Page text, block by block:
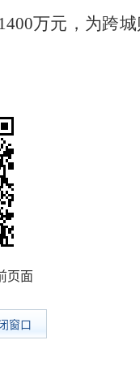
万元，为跨
页面
窗口